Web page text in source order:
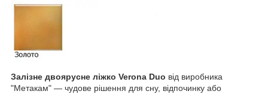
Залізне двоярусне ліжко Verona Duo від виробника
"Метакам" — чудове рішення для сну, відпочинку або